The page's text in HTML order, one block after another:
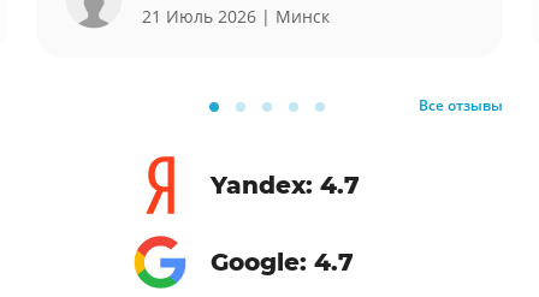
21 Июль 2026 | Минск
Все отзывы
Yandex: 4.7
Google: 4.7